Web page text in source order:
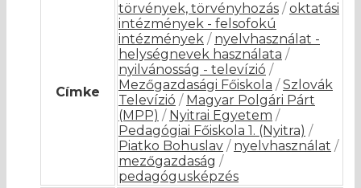
Címke
törvények, törvényhozás / oktatási
intézmények - felsofokú
intézmények / nyelvhasználat -
helységnevek használata /
nyilvánosság - televízió /
Mezőgazdasági Főiskola / Szlovák
Televízió / Magyar Polgári Párt
(MPP) / Nyitrai Egyetem /
Pedagógiai Főiskola 1. (Nyitra) /
Piatko Bohuslav / nyelvhasználat /
mezőgazdaság /
pedagógusképzés